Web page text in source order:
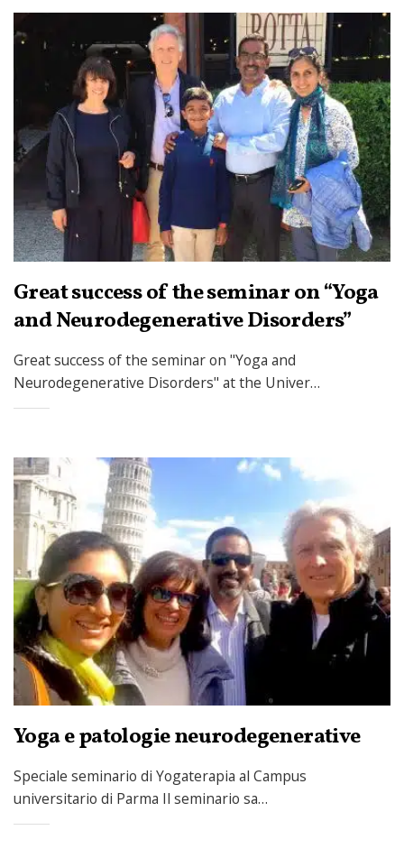
Great success of the seminar on “Yoga
and Neurodegenerative Disorders”
Great success of the seminar on "Yoga and
Neurodegenerative Disorders" at the Univer…
Yoga e patologie neurodegenerative
Speciale seminario di Yogaterapia al Campus
universitario di Parma Il seminario sa…